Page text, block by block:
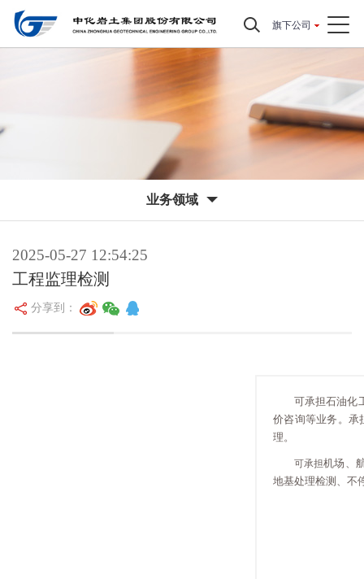
旗下公司
业务领域
2025-05-27 12:54:25
工程监理检测
分享到：
可承担石油化
价咨询等业务。承
理。
可承担机场、
地基处理检测、不